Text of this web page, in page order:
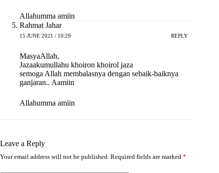
Allahumma amiin
Rahmat Jahar
15 JUNE 2021 / 10:29 REPLY
MasyaAllah,
Jazaakumullahu khoiron khoirol jaza
semoga Allah membalasnya dengan sebaik-baiknya
ganjaran.. Aamiin
Allahumma amiin
Leave a Reply
Your email address will not be published. Required fields are marked *